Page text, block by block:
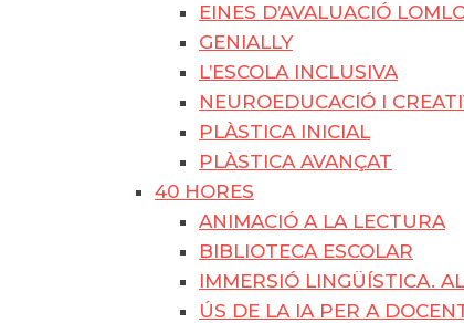
EINES D’AVALUACIÓ
GENIALLY
L’ESCOLA INCLUSIVA
NEUROEDUCACIÓ I
PLÀSTICA INICIAL
PLÀSTICA AVANÇAT
40 HORES
ANIMACIÓ A LA LECTURA
BIBLIOTECA ESCOLAR
IMMERSIÓ LINGÜÍSTICA.
ÚS DE LA IA PER A